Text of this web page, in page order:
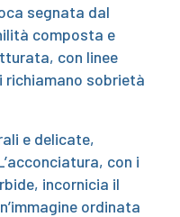
segnata dal
composta e
con linee
richiamano sobrietà
e delicate,
con i
incornicia il
ordinata